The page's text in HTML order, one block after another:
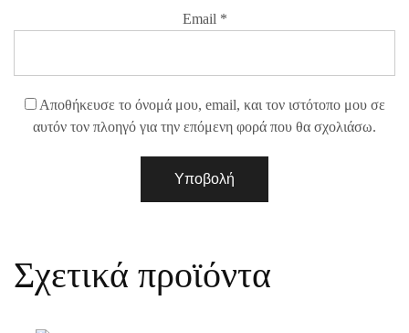
Email *
Αποθήκευσε το όνομά μου, email, και τον ιστότοπο μου σε
αυτόν τον πλοηγό για την επόμενη φορά που θα σχολιάσω.
Σχετικά προϊόντα